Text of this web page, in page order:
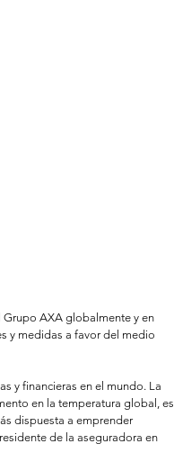
AXA globalmente y en
y medidas a favor del medio
y financieras en el mundo. La
en la temperatura global, es
dispuesta a emprender
de la aseguradora en